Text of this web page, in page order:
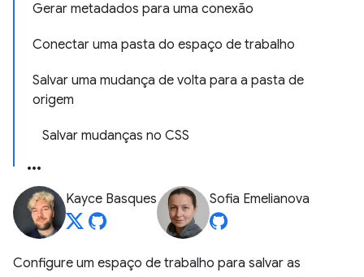
Gerar metadados para uma conexão
Conectar uma pasta do espaço de trabalho
Salvar uma mudança de volta para a pasta de
origem
Salvar mudanças no CSS
Kayce Basques Sofia Emelianova
Configure um espaço de trabalho para salvar as